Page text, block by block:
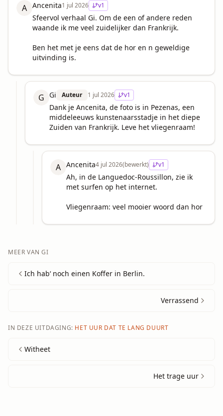
A Ancenita1 jul 2026 v1
Sfeervol verhaal Gi. Om de een of andere reden
waande ik me veel zuidelijker dan Frankrijk.
Ben het met je eens dat de hor en n geweldige
uitvinding is.
G Gi Auteur 1 jul 2026 v1
Dank je Ancenita, de foto is in Pezenas, een
middeleeuws kunstenaarsstadje in het diepe
Zuiden van Frankrijk. Leve het vliegenraam!
A Ancenita4 jul 2026(bewerkt) v1
Ah, in de Languedoc-Roussillon, zie ik
met surfen op het internet.
Vliegenraam: veel mooier woord dan hor
MEER VANGI
Ich hab‘ noch einen Koffer in Berlin.
Verrassend
IN DEZE UITDAGING: HET UUR DAT TE LANG DUURT
Witheet
Het trage uur